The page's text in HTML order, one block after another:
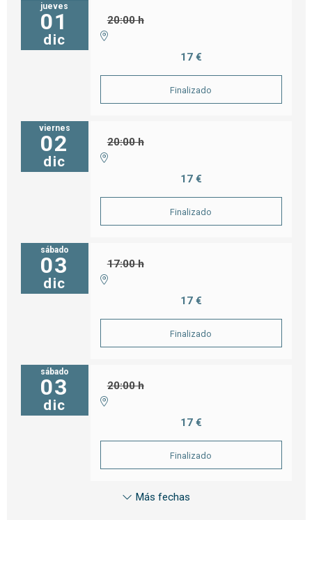
jueves
01
dic
20:00 h
17 €
Finalizado
viernes
02
dic
20:00 h
17 €
Finalizado
sábado
03
dic
17:00 h
17 €
Finalizado
sábado
03
dic
20:00 h
17 €
Finalizado
Más fechas